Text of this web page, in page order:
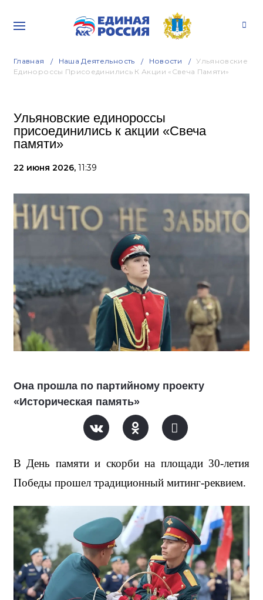
Главная Наша Деятельность Новости
Ульяновские
Единороссы Присоединились К Акции «Свеча Памяти»
Ульяновские единороссы
присоединились к акции «Свеча
памяти»
22 июня 2026, 11:39
Она прошла по партийному проекту
«Историческая память»
В День памяти и скорби на площади 30-летия
Победы прошел традиционный митинг-реквием.